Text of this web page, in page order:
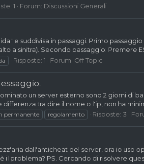
1 Forum: Discussioni Generali
e suddivisa in passaggi. Primo
a sinitra). Secondo passaggio: Premere
Risposte: 1 Forum: Off Topic
un server esterno sono 2 giorni di
tra dire il nome o l'ip, non ha
permanente regolamento Risposte: 3
dall'anticheat del server, ora io uso
problema? PS. Cercando di risolvere